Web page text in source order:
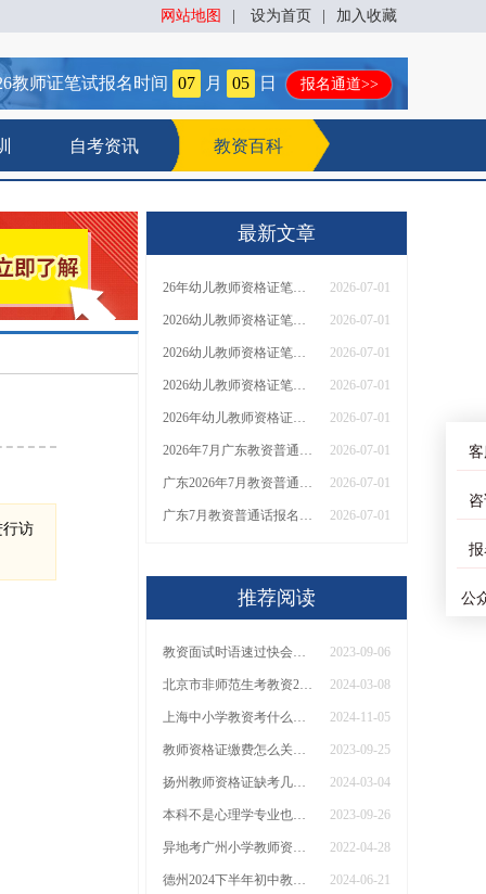
网站地图 设为首页 加入收藏
教师证笔试报名时间 07 月 05 日 报名通道>>
自考资讯 教资百科
行访
最新文章
26年幼儿教师资格证笔试有哪些课程 2026-07-01
2026幼儿教师资格证笔试课程有哪些 2026-07-01
2026幼儿教师资格证笔试学什么课程内容 2026-07-01
2026幼儿教师资格证笔试有哪些科目 2026-07-01
2026年幼儿教师资格证笔试科目表（几门） 2026-07-01
2026年7月广东教资普通话在几月几日报名 2026-07-01
广东2026年7月教资普通话报名时间表新鲜出炉！ 2026-07-01
广东7月教资普通话报名时间和考试时间（怎么报名） 2026-07-01
推荐阅读
教资面试时语速过快会丢分吗 2023-09-06
北京市非师范生考教资2024年是最后一年了吗？ 2024-03-08
上海中小学教资考什么（笔试+面试详解） 2024-11-05
教师资格证缴费怎么关闭拦截窗口 2023-09-25
扬州教师资格证缺考几次不让考 2024-03-04
本科不是心理学专业也能报考高中心理教师吗？ 2023-09-26
异地考广州小学教师资格证可以吗？ 2022-04-28
德州2024下半年初中教师资格证怎么报名 几号考 2024-06-21
公